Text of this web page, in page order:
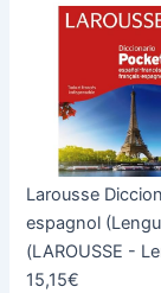
Larousse
espagnol
(LAROUSSE -
15,15€